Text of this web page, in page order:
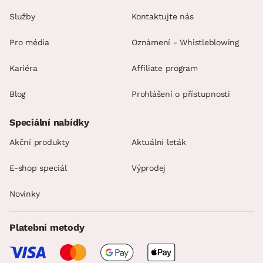
Služby
Pro média
Kariéra
Blog
Kontaktujte nás
Oznámení - Whistleblowing
Affiliate program
Prohlášení o přístupnosti
Speciální nabídky
Akční produkty Aktuální leták
E-shop speciál Výprodej
Novinky
Platební metody